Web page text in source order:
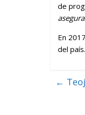
de
En
del país.
←